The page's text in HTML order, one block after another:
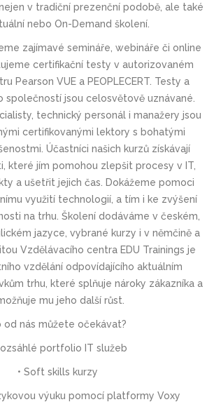
nejen v tradiční prezenční podobě , ale také
nebo On-Demand školení.
zajímavé semináře, webináře či online
certifikační testy v autorizovaném
Pearson VUE a PEOPLECERT . Testy a
společností jsou celosvětově uznávané.
technický personál i manažery jsou
certifikovanými lektory s bohatými
Účastníci našich kurzů získávají
které jím pomohou zlepšit procesy v IT,
a ušetřit jejich čas. Dokážeme pomoci
využití technologií, a tím i ke zvýšení
na trhu. Školení dodáváme v českém,
jazyce, vybrané kurzy i v němčině a
Vzdělávacího centra EDU Trainings je
vzdělání odpovídajícího aktuálním
trhu, které splňuje nároky zákazníka a
mu jeho další růst.
od nás můžete očekávat?
portfolio IT služeb
• Soft skills kurzy
výuku pomocí platformy Voxy